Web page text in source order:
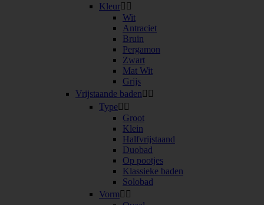
Kleur 
Wit
Antraciet
Bruin
Pergamon
Zwart
Mat Wit
Grijs
Vrijstaande baden 
Type 
Groot
Klein
Halfvrijstaand
Duobad
Op pootjes
Klassieke baden
Solobad
Vorm 